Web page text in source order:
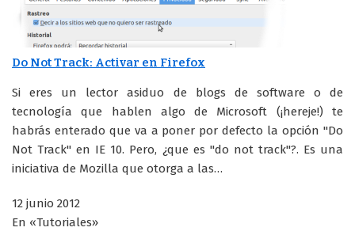
Do Not Track: Activar en Firefox
Si eres un lector asiduo de blogs de software o de
tecnología que hablen algo de Microsoft (¡hereje!) te
habrás enterado que va a poner por defecto la opción "Do
Not Track" en IE 10. Pero, ¿que es "do not track"?. Es una
iniciativa de Mozilla que otorga a las…
12 junio 2012
En «Tutoriales»